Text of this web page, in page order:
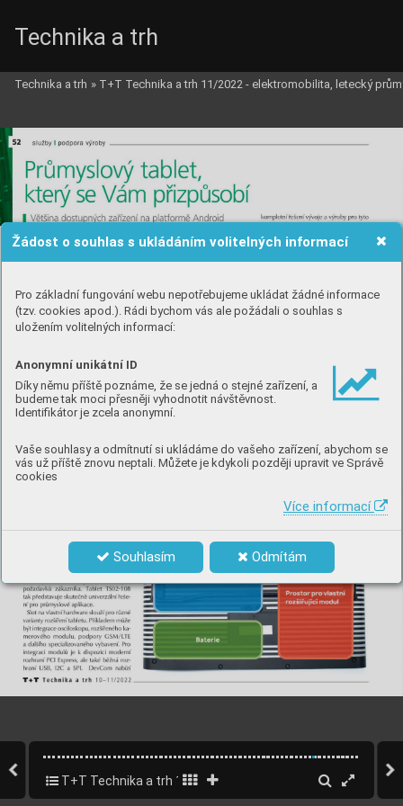
Žádost o souhlas s ukládáním volitelných informací
Pro základní fungování webu nepotřebujeme ukládat žádné informace
(tzv. cookies apod.). Rádi bychom vás ale požádali o souhlas s
uložením volitelných informací:
Anonymní unikátní ID
Díky němu příště poznáme, že se jedná o stejné zařízení, a
budeme tak moci přesněji vyhodnotit návštěvnost.
Identifikátor je zcela anonymní.
Vaše souhlasy a odmítnutí si ukládáme do vašeho zařízení, abychom se
vás už příště znovu neptali. Můžete je kdykoli později upravit ve Správě
cookies
Více informací
Souhlasím Odmítám
Technika a trh
Technika a trh » T+T Technika a trh 11/2022 - elektromobilita, letecký
T+T Technika a trh 11/2022 - elektromobilita, letecký